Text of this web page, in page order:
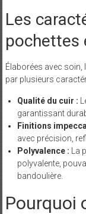
Les
pochettes
Élaborées avec
par plusieurs
Qualité du cuir :
garantissant
Finitions
avec précision,
Polyvalence : La
polyvalente,
bandoulière.
Pourquoi